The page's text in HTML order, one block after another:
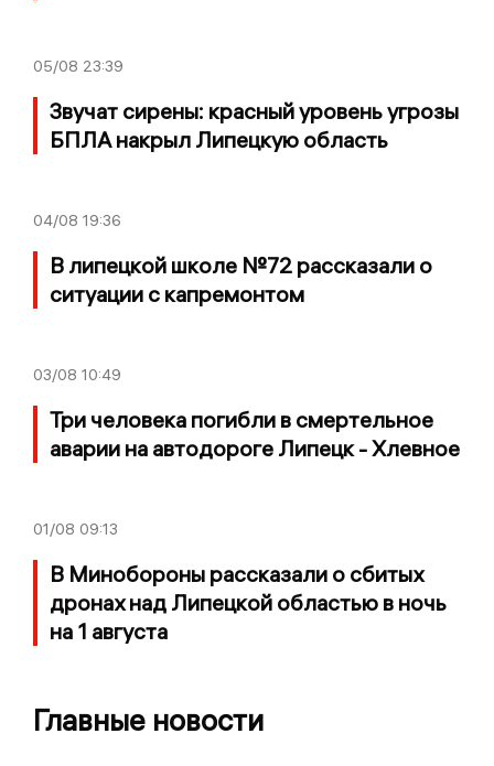
05/08 23:39
Звучат сирены: красный уровень угрозы
БПЛА накрыл Липецкую область
04/08 19:36
В липецкой школе №72 рассказали о
ситуации с капремонтом
03/08 10:49
Три человека погибли в смертельное
аварии на автодороге Липецк - Хлевное
01/08 09:13
В Минобороны рассказали о сбитых
дронах над Липецкой областью в ночь
на 1 августа
Главные новости